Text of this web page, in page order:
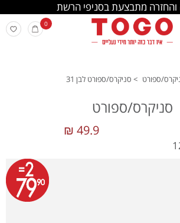
מתבצעת בסניפי הרשת
0
ספורט > סניקרס/ספורט לבן 31
סניקרס/ספורט
49.9 ₪